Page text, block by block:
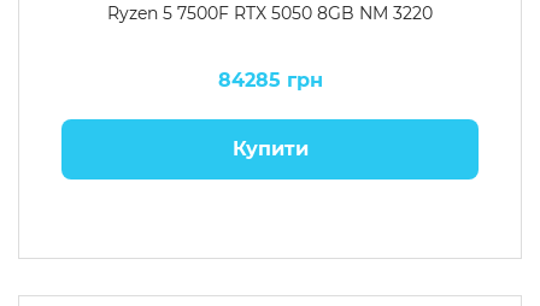
Ryzen 5 7500F RTX 5050 8GB NM 3220
84285 грн
Купити